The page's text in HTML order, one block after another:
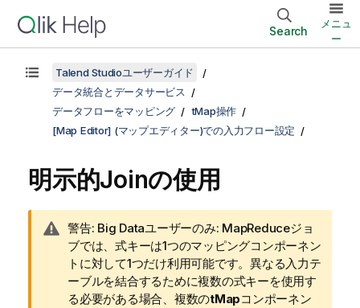
Search
メニュ
ー
Talend Studioユーザーガイド
データ統合とデータサービス
データフローをマッピング
tMap操作
[Map Editor] (マップエディター)での入力フロー設定
明示的Joinの使用
情
報
メ
モ
警告: Big Dataユーザーのみ: MapReduceジョ
ブでは、式キーは1つのマッピングコンポーネン
トに対して1つだけ利用可能です。異なる入力テ
ーブルを結合するために複数の式キーを使用す
る必要がある場合、複数のtMapコンポーネン